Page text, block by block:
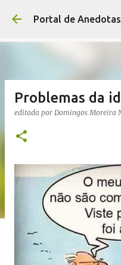
Avançar para
Portal de Anedotas
Problemas da
editada por Domingos Moreira